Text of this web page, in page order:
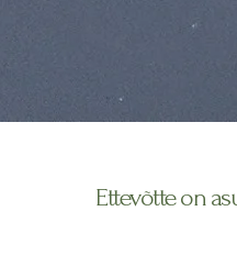
Ettevõtte on